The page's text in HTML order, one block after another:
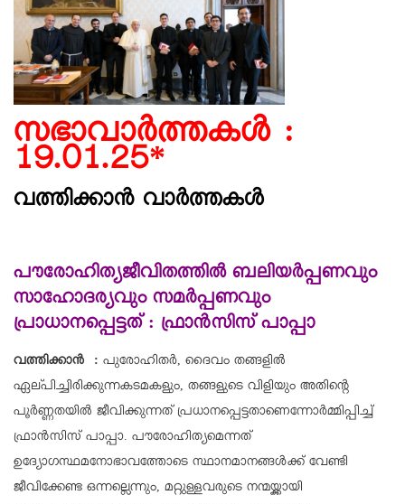
സഭാവാര്‍ത്തകള്‍ :
19.01.25*
വത്തിക്കാൻ വാർത്തകൾ
പൗരോഹിത്യജീവിതത്തില്‍ ബലിയര്‍പ്പണവും
സാഹോദര്യവും സമര്‍പ്പണവും
പ്രാധാനപ്പെട്ടത് : ഫ്രാന്‍സിസ് പാപ്പാ
വത്തിക്കാന്‍ : പുരോഹിതര്‍, ദൈവം തങ്ങളില്‍
ഏല്പിച്ചിരിക്കുന്നകടമകളും, തങ്ങളുടെ വിളിയും അതിന്റെ
പൂര്‍ണ്ണതയില്‍ ജീവിക്കുന്നത് പ്രധാനപ്പെട്ടതാണെന്നോര്‍മ്മിപ്പിച്ച്
ഫ്രാന്‍സിസ് പാപ്പാ. പൗരോഹിത്യമെന്നത്
ഉദ്യോഗസ്ഥമനോഭാവത്തോടെ സ്ഥാനമാനങ്ങള്‍ക്ക് വേണ്ടി
ജീവിക്കേണ്ട ഒന്നല്ലെന്നും, മറ്റുള്ളവരുടെ നന്മയ്ക്കായി